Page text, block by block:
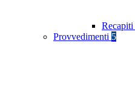
Provvedimenti 5